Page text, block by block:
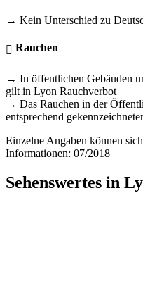
→ Kein Unterschied zu
Rauchen
→ In öffentlichen Gebäuden
gilt in Lyon Rauchverbot
→ Das Rauchen in der
entsprechend
Einzelne Angaben können
Informationen: 07/2018
Sehenswertes in